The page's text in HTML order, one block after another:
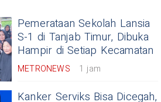
Pemerataan Sekolah Lansia
S-1 di Tanjab Timur, Dibuka
Hampir di Setiap Kecamatan
METRONEWS 1 jam
Kanker Serviks Bisa Dicegah,